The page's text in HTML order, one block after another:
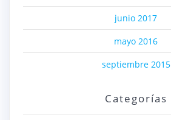
junio 2017
mayo 2016
septiembre 2015
Categorías